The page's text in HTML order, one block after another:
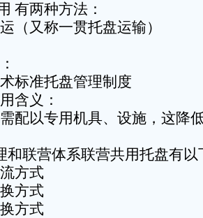
有两种方法：
（又称一贯托盘运输）
标准托盘管理制度
含义：
配以专用机具、设施，这降
和联营体系联营共用托盘有
方式
方式
方式